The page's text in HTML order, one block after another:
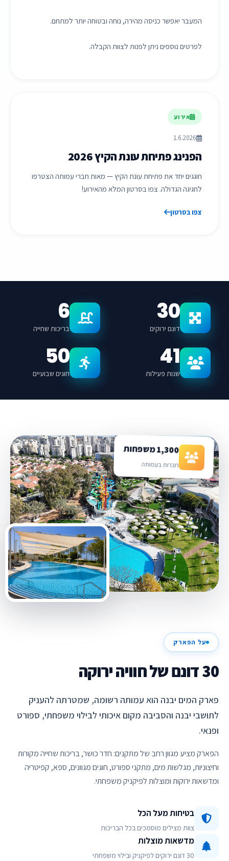
המעבר יאפשר כניסה מהירה, נוחה ובטוחה יותר למתחם.
לפרטים נוספים ניתן לפנות לצוות הקבלה.
אירוע
1.6.2026
הפנינג פתיחת עונת הקיץ 2026
חוגגים יחד את פתיחת עונת הקיץ — מאות חברי עמותה הצטרפו
לחגיגה הגדולה. צפו בסרטון המלא מהאירוע!
צפו בסרטון
30
דונם ירוקים
6
בריכות שחייה
41
שנות פעילות
50
חוגים שבועיים
1,300 משפחות
חברות בעמותה
על הפארק
30 דונם של חוויה ירוקה
פארק המים יבנה הוא עמותה רשומה, שמטרתה להעניק
לתושבי יבנה והסביבה מקום איכותי לבילוי משפחתי, ספורט
ופנאי.
הפארק מציע מגוון רחב של מתקנים: חדר כושר, בריכות שחייה מקורות
וחיצוניות, מגלשות מים, מתקני ספורט, חוגים מגוונים, ספא, קפיטריה
ומדשאות ירוקות ומוצלות לפיקניק משפחתי.
בטיחות מעל הכל
צוות מצילים מוסמכים בכל הבריכות
מדשאות מוצלות
30 דונם ירוקים לפיקניק ובילוי משפחתי